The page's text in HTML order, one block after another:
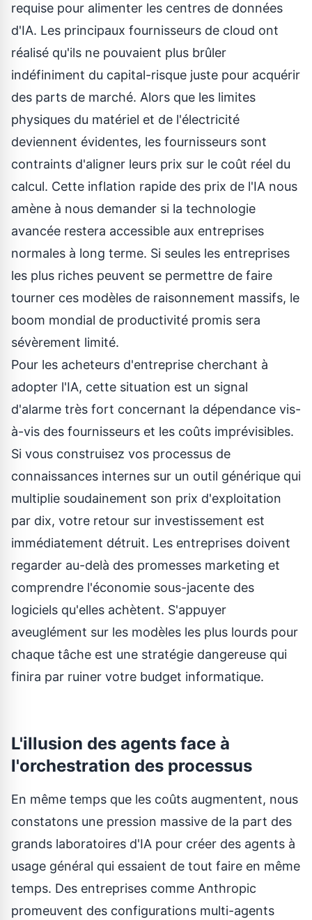
requise pour alimenter les centres de données
d'IA. Les principaux fournisseurs de cloud ont
réalisé qu'ils ne pouvaient plus brûler
indéfiniment du capital-risque juste pour acquérir
des parts de marché. Alors que les limites
physiques du matériel et de l'électricité
deviennent évidentes, les fournisseurs sont
contraints d'aligner leurs prix sur le coût réel du
calcul. Cette inflation rapide des prix de l'IA nous
amène à nous demander si la technologie
avancée restera accessible aux entreprises
normales à long terme. Si seules les entreprises
les plus riches peuvent se permettre de faire
tourner ces modèles de raisonnement massifs, le
boom mondial de productivité promis sera
sévèrement limité.
Pour les acheteurs d'entreprise cherchant à
adopter l'IA, cette situation est un signal
d'alarme très fort concernant la dépendance vis-
à-vis des fournisseurs et les coûts imprévisibles.
Si vous construisez vos processus de
connaissances internes sur un outil générique qui
multiplie soudainement son prix d'exploitation
par dix, votre retour sur investissement est
immédiatement détruit. Les entreprises doivent
regarder au-delà des promesses marketing et
comprendre l'économie sous-jacente des
logiciels qu'elles achètent. S'appuyer
aveuglément sur les modèles les plus lourds pour
chaque tâche est une stratégie dangereuse qui
finira par ruiner votre budget informatique.
L'illusion des agents face à
l'orchestration des processus
En même temps que les coûts augmentent, nous
constatons une pression massive de la part des
grands laboratoires d'IA pour créer des agents à
usage général qui essaient de tout faire en même
temps. Des entreprises comme Anthropic
promeuvent des configurations multi-agents